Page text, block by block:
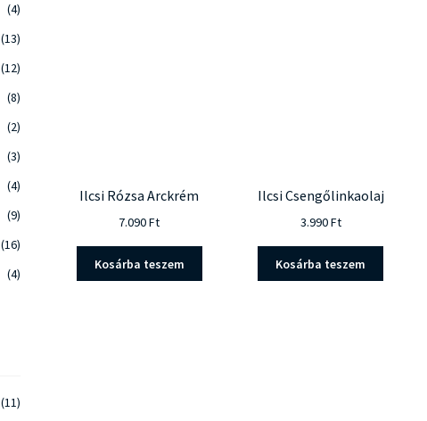
Ilcsi Rózsa Arckrém
7.090Ft
Kosárba teszem
Ilcsi Csengőlinkaolaj
3.990Ft
Kosárba teszem
(4)
(13)
(12)
(8)
(2)
(3)
(4)
(9)
(16)
(4)
(11)